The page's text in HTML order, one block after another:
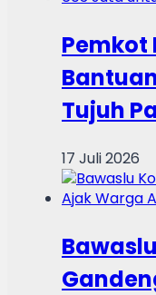
Pemkot
Tujuh
17 Juli 2026